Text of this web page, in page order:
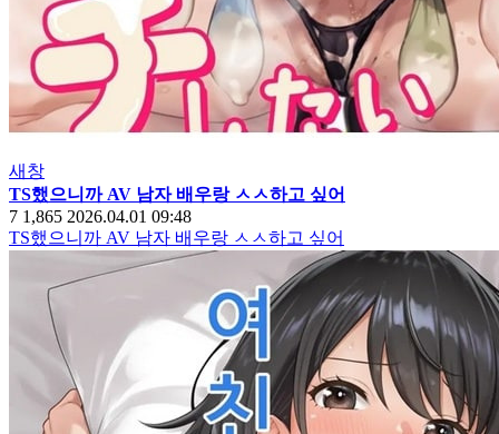
새창
TS했으니까 AV 남자 배우랑 ㅅㅅ하고 싶어
7 1,865 2026.04.01 09:48
TS했으니까 AV 남자 배우랑 ㅅㅅ하고 싶어